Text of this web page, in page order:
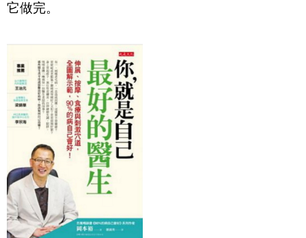
它做完。